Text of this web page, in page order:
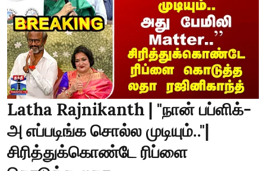
Latha Rajnikanth | "நான் பப்ளிக்-
அ எப்படிங்க சொல்ல முடியும்.."|
சிரித்துக்கொண்டே ரிப்ளை